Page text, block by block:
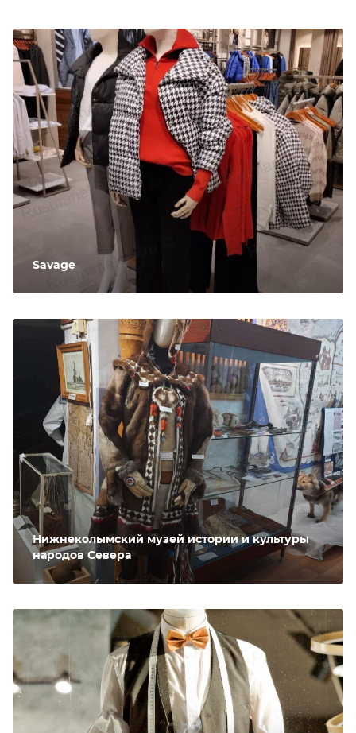
Savage
Нижнеколымский музей истории и культуры
народов Севера